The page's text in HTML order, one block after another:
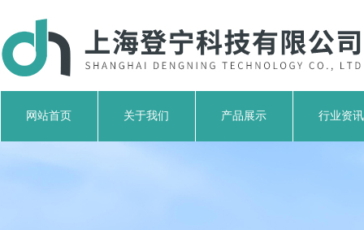
网站首页 关于我们 产品展示 行业资讯